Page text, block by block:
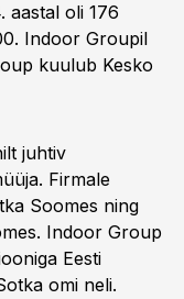
aastal oli 176
Indoor Groupil
kuulub Kesko
juhtiv
Firmale
Soomes ning
Indoor Group
Eesti
omi neli.